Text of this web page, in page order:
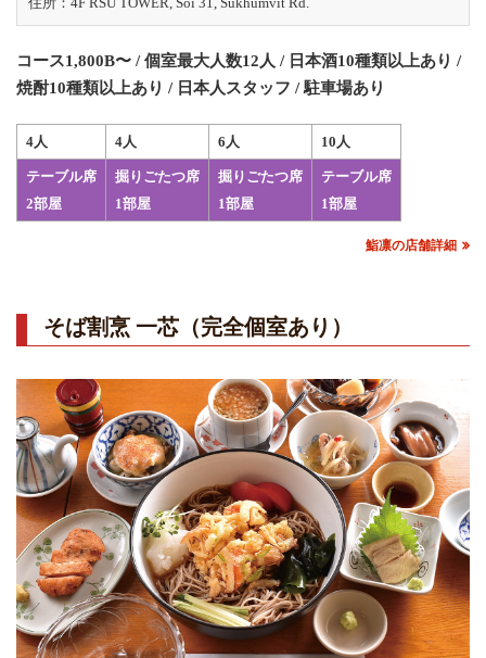
コース1,800B〜 / 個室最大人数12人 / 日本酒10種類以上あり /
焼酎10種類以上あり / 日本人スタッフ / 駐車場あり
4人 4人 6人 10人
テーブル席
2部屋
掘りごたつ席
1部屋
掘りごたつ席
1部屋
テーブル席
1部屋
鮨凛の店舗詳細
そば割烹 一芯（完全個室あり）